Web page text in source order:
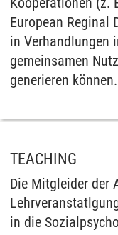
European Reginal
in Verhandlungen
gemeinsamen
generieren können.
TEACHING
Die Mitgleider der
in die